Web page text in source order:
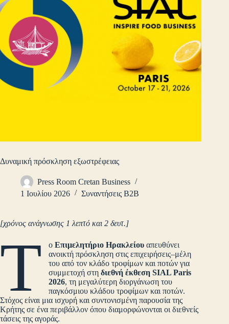
Δυναμική πρόσκληση εξωστρέφειας
Press Room Cretan Business
1 Ιουλίου 2026
Συναντήσεις B2B
[χρόνος ανάγνωσης 1 λεπτό και 2 δευτ.]
Τ οΕπιμελητήριο Ηρακλείου απευθύνει
ανοικτή πρόσκληση στις επιχειρήσεις–μέλη
του από τον κλάδο τροφίμων και ποτών για
συμμετοχή στηδιεθνή έκθεση SIAL Paris
2026, τη μεγαλύτερη διοργάνωση του
παγκόσμιου κλάδου τροφίμων και ποτών.
Στόχος είναι μια ισχυρή και συντονισμένη παρουσία της
Κρήτης σε ένα περιβάλλον όπου διαμορφώνονται οι διεθνείς
τάσεις της αγοράς.